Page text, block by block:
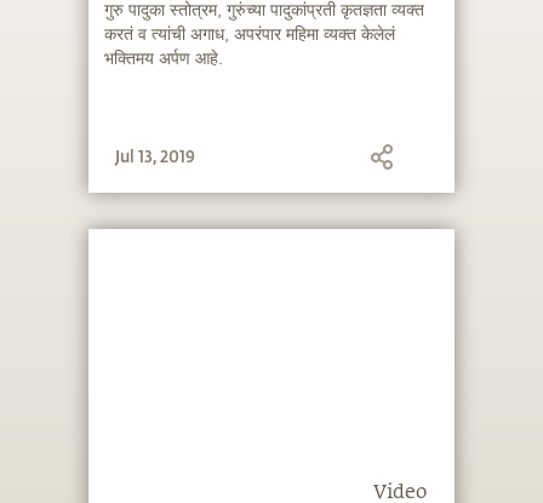
गुरु पादुका स्तोत्रम, गुरुंच्या पादुकांप्रती कृतज्ञता व्यक्त
करतं व त्यांची अगाध, अपरंपार महिमा व्यक्त केलेलं
भक्तिमय अर्पण आहे.
Jul 13, 2019
Video